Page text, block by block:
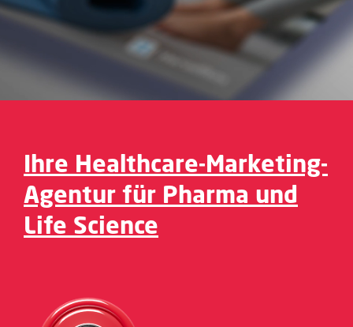
Ihre Healthcare-Marketing-
Agentur für Pharma und
Life Science